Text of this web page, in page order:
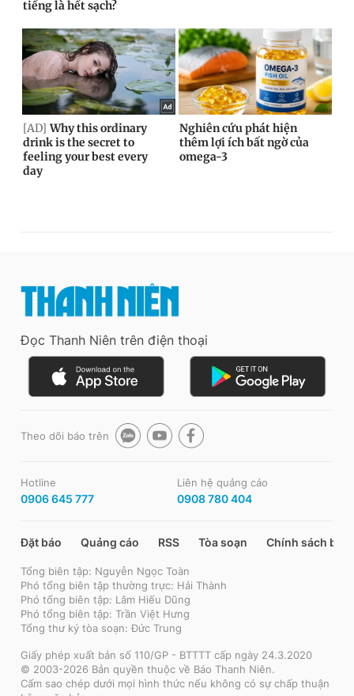
Đọc Thanh Niên trên điện thoại
Theo dõi báo trên
Hotline
0906 645 777
Liên hệ quảng cáo
0908 780 404
Đặt báo Quảng cáo RSS Tòa soạn Chính sách bảo
Tổng biên tập: Nguyễn Ngọc Toàn
Phó tổng biên tập thường trực: Hải Thành
Phó tổng biên tập: Lâm Hiếu Dũng
Phó tổng biên tập: Trần Việt Hưng
Tổng thư ký tòa soạn: Đức Trung
Giấy phép xuất bản số 110/GP - BTTTT cấp ngày 24.3.2020
© 2003-2026 Bản quyền thuộc về Báo Thanh Niên.
Cấm sao chép dưới mọi hình thức nếu không có sự chấp thuận